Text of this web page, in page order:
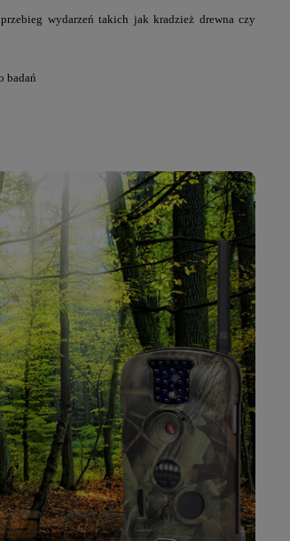
wydarzeń takich jak kradzież drewna czy
badań